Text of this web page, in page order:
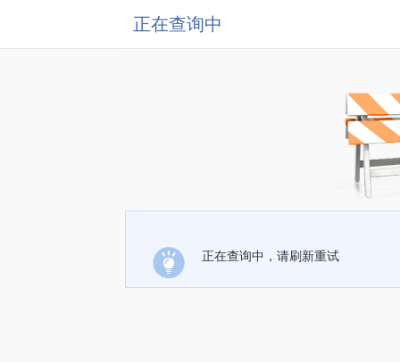
正在查询中
正在查询中，请刷新重试